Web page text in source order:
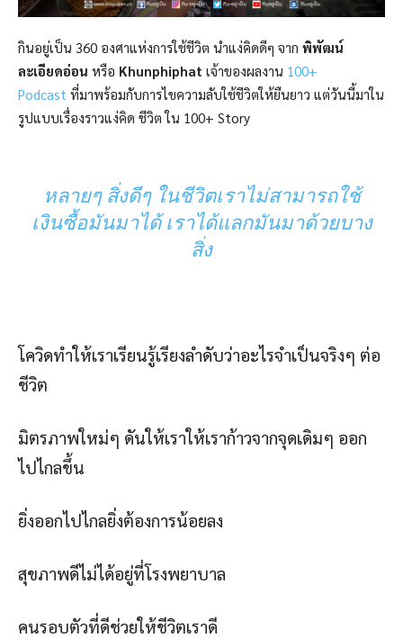
กินอยู่เป็น 360 องศาแห่งการใช้ชีวิต นำแง่คิดดีๆ จาก พิพัฒน์
ละเอียดอ่อน หรือ Khunphiphat เจ้าของผลงาน 100+
Podcast ที่มาพร้อมกับการไขความลับใช้ชีวิตให้ยืนยาว แต่วันนี้มาใน
รูปแบบเรื่องราวแง่คิด ชีวิต ใน 100+ Story
หลายๆ สิ่งดีๆ ในชีวิตเราไม่สามารถใช้
เงินซื้อมันมาได้ เราได้แลกมันมาด้วยบาง
สิ่ง
โควิดทำให้เราเรียนรู้เรียงลำดับว่าอะไรจำเป็นจริงๆ ต่อ
ชีวิต
มิตรภาพใหม่ๆ ดันให้เราให้เราก้าวจากจุดเดิมๆ ออก
ไปไกลขึ้น
ยิ่งออกไปไกลยิ่งต้องการน้อยลง
สุขภาพดีไม่ได้อยู่ที่โรงพยาบาล
คนรอบตัวที่ดีช่วยให้ชีวิตเราดี